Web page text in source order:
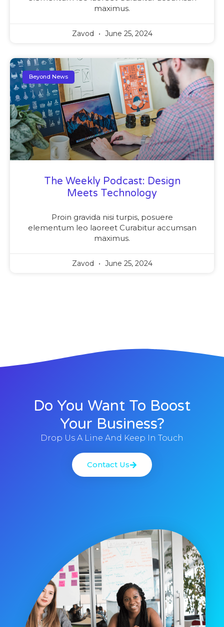
maximus.
Zavod June 25, 2024
Beyond News
The Weekly Podcast: Design
Meets Technology
Proin gravida nisi turpis, posuere
elementum leo laoreet Curabitur accumsan
maximus.
Zavod June 25, 2024
Do You Want To Boost
Your Business?
Drop Us A Line And Keep In Touch
Contact Us